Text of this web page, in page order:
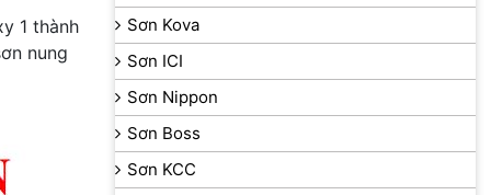
1 thành
nung
Sơn Kova
Sơn ICI
Sơn Nippon
Sơn Boss
Sơn KCC